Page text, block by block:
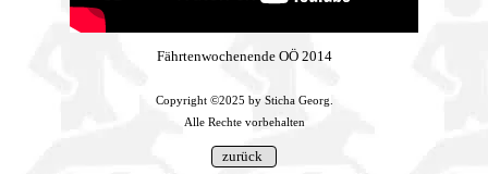
Fährtenwochenende OÖ 2014
Copyright ©2025 by Sticha Georg.
Alle Rechte vorbehalten